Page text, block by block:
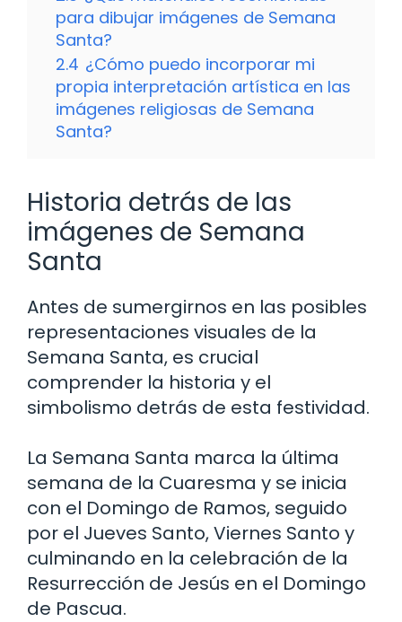
para dibujar imágenes de Semana
Santa?
2.4 ¿Cómo puedo incorporar mi
propia interpretación artística en las
imágenes religiosas de Semana
Santa?
Historia detrás de las
imágenes de Semana
Santa
Antes de sumergirnos en las posibles
representaciones visuales de la
Semana Santa, es crucial
comprender la historia y el
simbolismo detrás de esta festividad.
La Semana Santa marca la última
semana de la Cuaresma y se inicia
con el Domingo de Ramos, seguido
por el Jueves Santo, Viernes Santo y
culminando en la celebración de la
Resurrección de Jesús en el Domingo
de Pascua.